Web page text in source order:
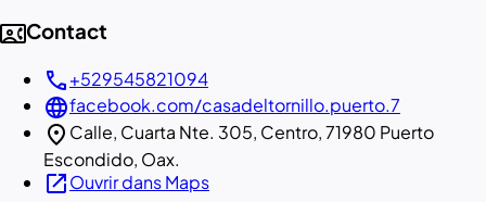
contact_phoneContact
call+529545821094
languagefacebook.com/casadeltornillo.puerto.7
location_on Calle, Cuarta Nte. 305, Centro, 71980 Puerto
Escondido, Oax.
open_in_newOuvrir dans Maps